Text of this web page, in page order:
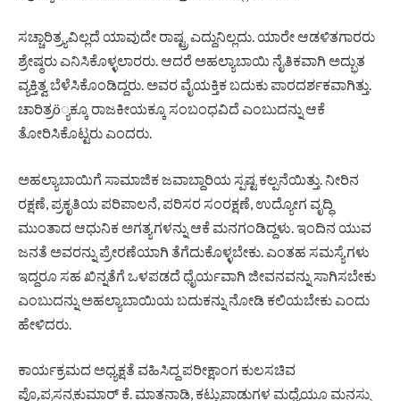
ಸಚ್ಚಾರಿತ್ರ್ಯವಿಲ್ಲದೆ ಯಾವುದೇ ರಾಷ್ಟ್ರ ಎದ್ದುನಿಲ್ಲದು. ಯಾರೇ ಆಡಳಿತಗಾರರು
ಶ್ರೇಷ್ಠರು ಎನಿಸಿಕೊಳ್ಳಲಾರರು. ಆದರೆ ಅಹಲ್ಯಾಬಾಯಿ ನೈತಿಕವಾಗಿ ಅದ್ಭುತ
ವ್ಯಕ್ತಿತ್ವ ಬೆಳೆಸಿಕೊಂಡಿದ್ದರು. ಅವರ ವೈಯಕ್ತಿಕ ಬದುಕು ಪಾರದರ್ಶಕವಾಗಿತ್ತು.
ಚಾರಿತ್ರö್ಯಕ್ಕೂ ರಾಜಕೀಯಕ್ಕೂ ಸಂಬಂಧವಿದೆ ಎಂಬುದನ್ನು ಆಕೆ
ತೋರಿಸಿಕೊಟ್ಟರು ಎಂದರು.
ಅಹಲ್ಯಾಬಾಯಿಗೆ ಸಾಮಾಜಿಕ ಜವಾಬ್ದಾರಿಯ ಸ್ಪಷ್ಟ ಕಲ್ಪನೆಯಿತ್ತು. ನೀರಿನ
ರಕ್ಷಣೆ, ಪ್ರಕೃತಿಯ ಪರಿಪಾಲನೆ, ಪರಿಸರ ಸಂರಕ್ಷಣೆ, ಉದ್ಯೋಗ ವೃದ್ಧಿ
ಮುಂತಾದ ಆಧುನಿಕ ಅಗತ್ಯಗಳನ್ನು ಆಕೆ ಮನಗಂಡಿದ್ದಳು. ಇಂದಿನ ಯುವ
ಜನತೆ ಅವರನ್ನು ಪ್ರೇರಣೆಯಾಗಿ ತೆಗೆದುಕೊಳ್ಳಬೇಕು. ಎಂತಹ ಸಮಸ್ಯೆಗಳು
ಇದ್ದರೂ ಸಹ ಖಿನ್ನತೆಗೆ ಒಳಪಡದೆ ಧೈರ್ಯವಾಗಿ ಜೀವನವನ್ನು ಸಾಗಿಸಬೇಕು
ಎಂಬುದನ್ನು ಅಹಲ್ಯಾಬಾಯಿಯ ಬದುಕನ್ನು ನೋಡಿ ಕಲಿಯಬೇಕು ಎಂದು
ಹೇಳಿದರು.
ಕಾರ್ಯಕ್ರಮದ ಅಧ್ಯಕ್ಷತೆ ವಹಿಸಿದ್ದ ಪರೀಕ್ಷಾಂಗ ಕುಲಸಚಿವ
ಪ್ರೊ.ಪ್ರಸನ್ನಕುಮಾರ್ ಕೆ. ಮಾತನಾಡಿ, ಕಟ್ಟುಪಾಡುಗಳ ಮಧ್ಯೆಯೂ ಮನಸ್ಸು